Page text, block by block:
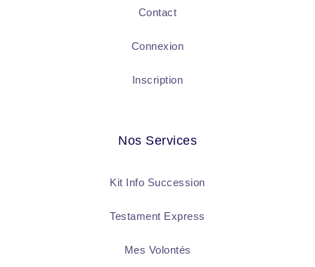
Contact
Connexion
Inscription
Nos Services
Kit Info Succession
Testament Express
Mes Volontés